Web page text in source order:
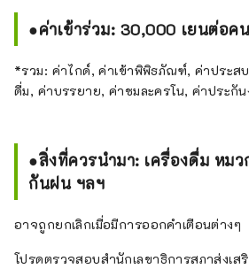
●ค่าเข้าร่วม: 30,000 เยนต่อค
*รวม: ค่าไกด์, ค่าเข้าพิพิธภัณฑ์, ค่าประส
ดื่ม, ค่าบรรยาย, ค่าชมละครโน, ค่าประกั
●สิ่งที่ควรนำมา: เครื่องดื่ม หม
กันฝน ฯลฯ
อาจถูกยกเลิกเมื่อมีการออกคำเตือนต่างๆ
โปรดตรวจสอบสำนักเลขาธิการสภาส่งเส